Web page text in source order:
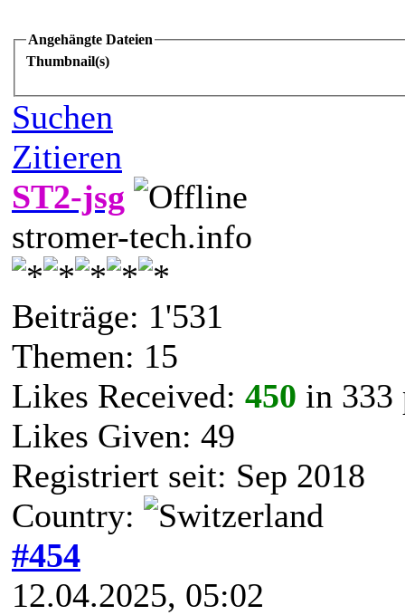
Angehängte Dateien
Thumbnail(s)
Suchen
Zitieren
ST2-jsg
stromer-tech.info
Beiträge: 1'531
Themen: 15
Likes Received: 450 in 333
Likes Given: 49
Registriert seit: Sep 2018
Country:
#454
12.04.2025, 05:02